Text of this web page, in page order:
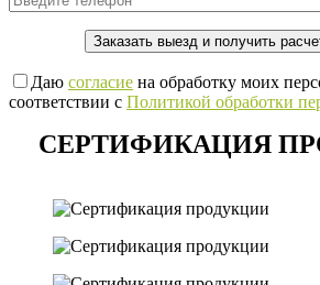
Даю согласие на обработку моих
соответствии с Политикой обработки
СЕРТИФИКАЦИЯ